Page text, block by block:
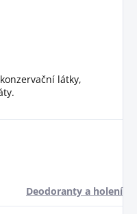
látky,
Deodoranty a holení